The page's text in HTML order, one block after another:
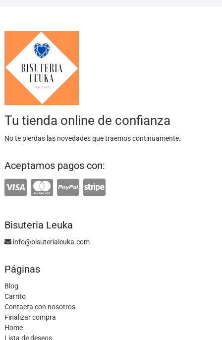
Tu tienda online de confianza
No te pierdas las novedades que traemos continuamente.
Aceptamos pagos con:
Bisuteria Leuka
info@bisuterialeuka.com
Páginas
Blog
Carrito
Contacta con nosotros
Finalizar compra
Home
Lista de deseos